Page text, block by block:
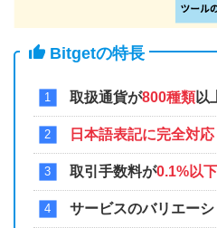
Bitgetの特長
取扱通貨が800種類以
日本語表記に完全対応
取引手数料が0.1%以下
サービスのバリエー